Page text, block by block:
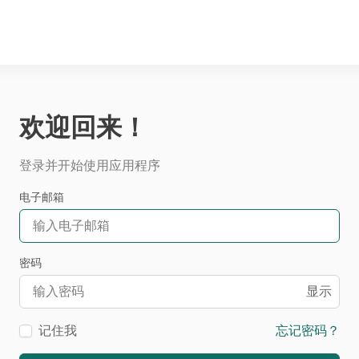
欢迎回来！
登录并开始使用应用程序
电子邮箱
密码
显示
记住我 忘记密码？